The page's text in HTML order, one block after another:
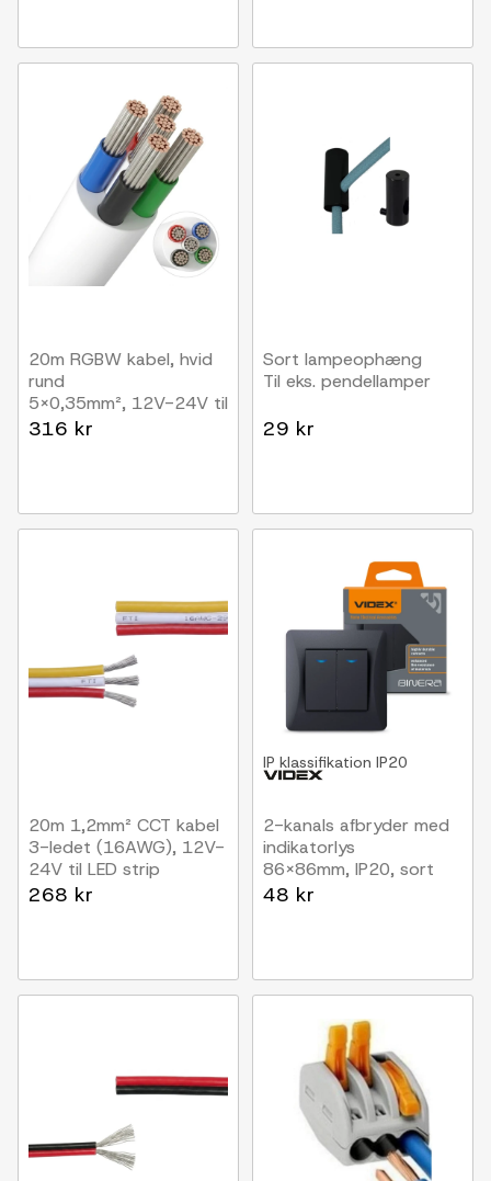
20m RGBW kabel, hvid
rund
5x0,35mm², 12V-24V til
LED strip
316 kr
Sort lampeophæng
Til eks. pendellamper
29 kr
20m 1,2mm² CCT kabel
3-ledet (16AWG), 12V-
24V til LED strip
268 kr
IP klassifikation IP20
2-kanals afbryder med
indikatorlys
86x86mm, IP20, sort
48 kr